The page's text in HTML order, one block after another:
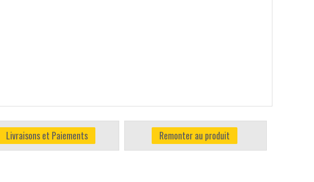
Livraisons et Paiements Remonter au produit